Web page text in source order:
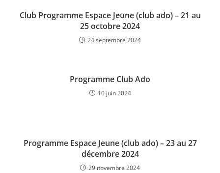
Club Programme Espace Jeune (club ado) – 21 au
25 octobre 2024
24 septembre 2024
Programme Club Ado
10 juin 2024
Programme Espace Jeune (club ado) – 23 au 27
décembre 2024
29 novembre 2024